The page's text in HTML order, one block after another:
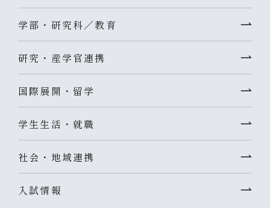
学部・研究科／教育
研究・産学官連携
国際展開・留学
学生生活・就職
社会・地域連携
入試情報